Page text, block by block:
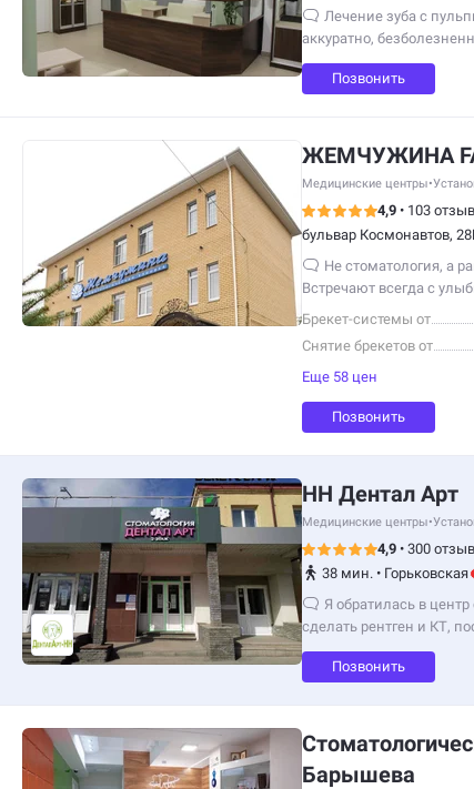
Лечение зуба с
аккуратно,
сделали КТ и рентген.
Позвонить
ЖЕМЧУЖИНА
Медицинские центры•
4,9 • 103
бульвар Космонавтов,
Не стоматология, а
Встречают всегда с
Брекет-системы от
Снятие брекетов от
Еще 58 цен
Позвонить
НН Дентал Арт
Медицинские центры•
4,9 • 300
38 мин. • Горьковская
Я обратилась в
сделать рентген и КТ,
четко рассказали…
Позвонить
Барышева